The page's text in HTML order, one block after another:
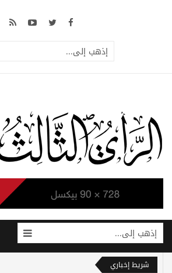
إذهب إلى...
إذهب إلى...
شريط إخباري